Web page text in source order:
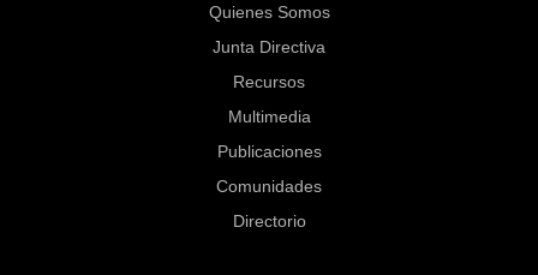
Quienes Somos
Junta Directiva
Recursos
Multimedia
Publicaciones
Comunidades
Directorio